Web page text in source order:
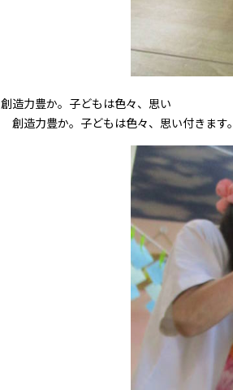
創造力豊か。子どもは色々、思い
創造力豊か。子どもは色々、思い付きます。